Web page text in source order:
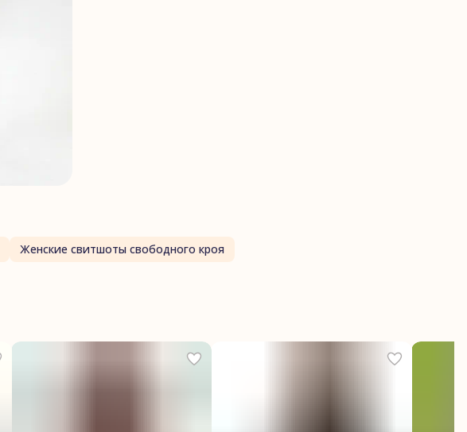
Женские свитшоты свободного кроя